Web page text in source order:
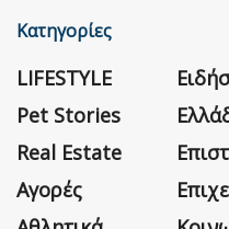
Κατηγορίες
LIFESTYLE
Pet Stories
Real Estate
Αγορές